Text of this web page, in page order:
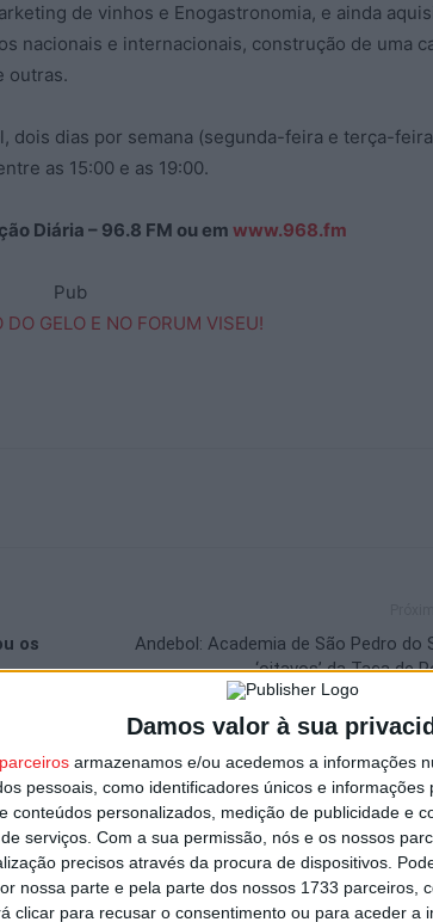
Damos valor à sua
parceiros armazenamos e/ou acedemos a informações
pessoais, como identificadores únicos e
conteúdos personalizados, medição de publicidade e
serviços. Com a sua permissão, nós e os nossos
precisos através da procura de dispositivos.
nossa parte e pela parte dos nossos 1733 parceiros,
clicar para recusar o consentimento ou para aceder a
de vinhos e Enogastronomia, e ainda
nacionais e internacionais, construção de uma
outras.
dois dias por semana (segunda-feira e terça-
as 15:00 e as 19:00.
Diária – 96.8 FM ou em www.968.fm
Pub
os
Andebol: Academia de São Pedro do
‘oitavos’ da Taça de
autor